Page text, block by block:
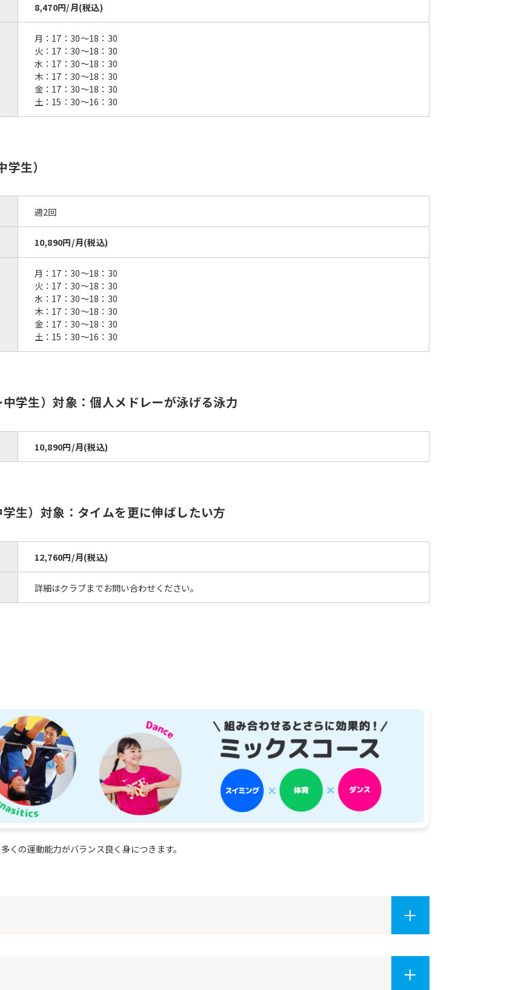
8,470円/月(税込)
月：17：30〜18：30
火：17：30〜18：30
水：17：30〜18：30
木：17：30〜18：30
金：17：30〜18：30
土：15：30〜16：30
生）
週2回
10,890円/月(税込)
月：17：30〜18：30
火：17：30〜18：30
水：17：30〜18：30
木：17：30〜18：30
金：17：30〜18：30
土：15：30〜16：30
学生）対象：個人メドレーが泳げる泳力
10,890円/月(税込)
生）対象：タイムを更に伸ばしたい方
12,760円/月(税込)
詳細はクラブまでお問い合わせください。
くの運動能力がバランス良く身につきます。
For foreigners
Central Sports official website is
translated mechanically, so it may
not be an accurate translation.
The translation may differ from the
original content. We ask that you
fully understand this before using
the service.
Automatic translation start